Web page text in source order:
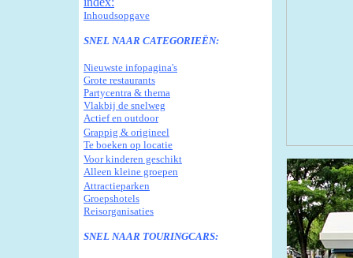
Inhoudsopgave
SNEL NAAR CATEGORIEËN:
Nieuwste infopagina's
Grote restaurants
Partycentra & thema
Vlakbij de snelweg
Actief en outdoor
Grappig & origineel
Te boeken op locatie
Voor kinderen geschikt
Alleen kleine groepen
Attractieparken
Groepshotels
Reisorganisaties
SNEL NAAR TOURINGCARS: